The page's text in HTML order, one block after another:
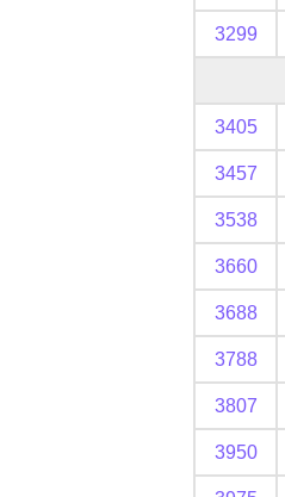
3299
3405
3457
3538
3660
3688
3788
3807
3950